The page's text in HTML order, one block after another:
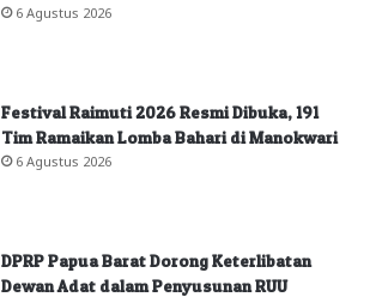
6 Agustus 2026
Festival Raimuti 2026 Resmi Dibuka, 191
Tim Ramaikan Lomba Bahari di Manokwari
6 Agustus 2026
DPRP Papua Barat Dorong Keterlibatan
Dewan Adat dalam Penyusunan RUU